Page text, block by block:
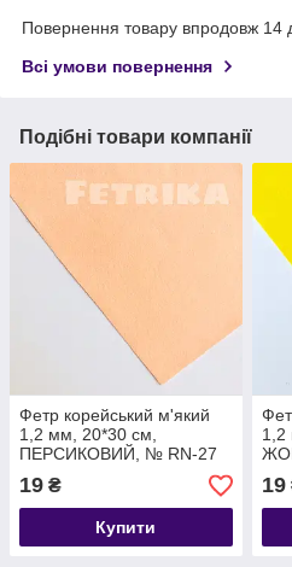
Повернення товару впродовж 14
Всі умови повернення
Подібні товари компанії
Фетр корейський м'який
1,2 мм, 20*30 см,
ПЕРСИКОВИЙ, № RN-27
19 ₴
Купити
1,2
19